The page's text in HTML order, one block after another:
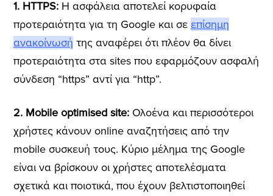
1. HTTPS:Η ασφάλεια αποτελεί κορυφαία
προτεραιότητα για τη Google και σε επίσημη
ανακοίνωσή της αναφέρει ότι πλέον θα δίνει
προτεραιότητα στα sites που εφαρμόζουν ασφαλή
σύνδεση “https” αντί για “http”.
2. Mobile optimised site:Ολοένα και περισσότεροι
χρήστες κάνουν online αναζητήσεις από την
mobile συσκευή τους. Κύριο μέλημα της Google
είναι να βρίσκουν οι χρήστες αποτελέσματα
σχετικά και ποιοτικά, που έχουν βελτιστοποιηθεί